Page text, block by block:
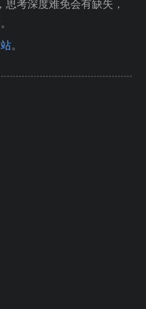
考深度难免会有缺失，
。